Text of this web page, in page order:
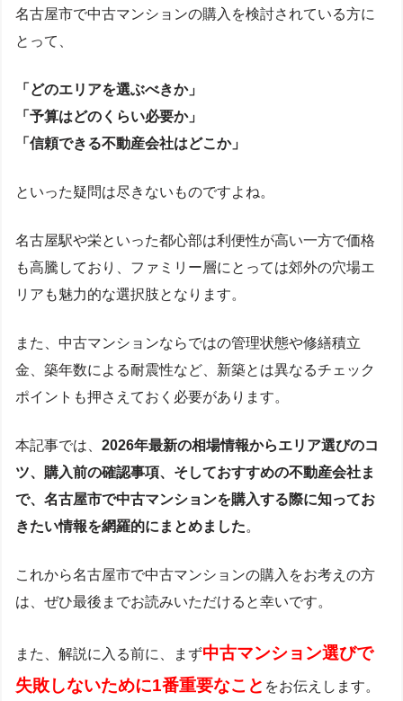
名古屋市で中古マンションの購入を検討されている方に
とって、
「どのエリアを選ぶべきか」
「予算はどのくらい必要か」
「信頼できる不動産会社はどこか」
といった疑問は尽きないものですよね。
名古屋駅や栄といった都心部は利便性が高い一方で価格
も高騰しており、ファミリー層にとっては郊外の穴場エ
リアも魅力的な選択肢となります。
また、中古マンションならではの管理状態や修繕積立
金、築年数による耐震性など、新築とは異なるチェック
ポイントも押さえておく必要があります。
本記事では、 2026年最新の相場情報からエリア選びのコ
ツ、購入前の確認事項、そしておすすめの不動産会社ま
で、名古屋市で中古マンションを購入する際に知ってお
きたい情報を網羅的にまとめました。
これから名古屋市で中古マンションの購入をお考えの方
は、ぜひ最後までお読みいただけると幸いです。
また、解説に入る前に、まず中古マンション選びで
失敗しないために1番重要なこと をお伝えします。